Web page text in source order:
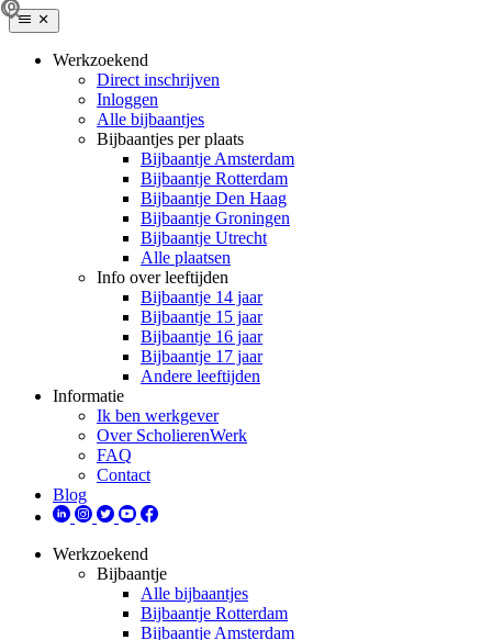
Werkzoekend
Direct inschrijven
Inloggen
Alle bijbaantjes
Bijbaantjes per plaats
Bijbaantje Amsterdam
Bijbaantje Rotterdam
Bijbaantje Den Haag
Bijbaantje Groningen
Bijbaantje Utrecht
Alle plaatsen
Info over leeftijden
Bijbaantje 14 jaar
Bijbaantje 15 jaar
Bijbaantje 16 jaar
Bijbaantje 17 jaar
Andere leeftijden
Informatie
Ik ben werkgever
Over ScholierenWerk
FAQ
Contact
Blog
Werkzoekend
Bijbaantje
Alle bijbaantjes
Bijbaantje Rotterdam
Bijbaantje Amsterdam